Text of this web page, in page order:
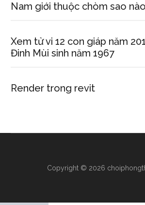
Nam giới thuộc chòm sao
Xem tử vi 12 con giáp năm
Đinh Mùi sinh năm 1967
Render trong revit
Copyright © 2026